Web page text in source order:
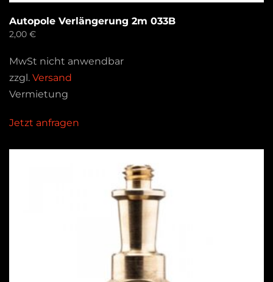
Autopole Verlängerung 2m 033B
2,00 €
MwSt nicht anwendbar
zzgl. Versand
Vermietung
Jetzt anfragen